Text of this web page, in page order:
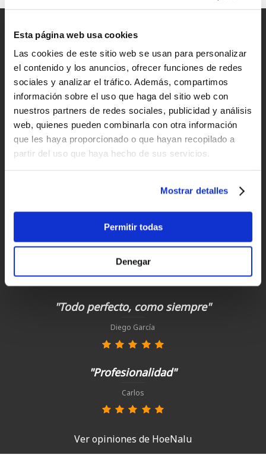
Esta página web usa cookies
Las cookies de este sitio web se usan para personalizar
el contenido y los anuncios, ofrecer funciones de redes
sociales y analizar el tráfico. Además, compartimos
información sobre el uso que haga del sitio web con
nuestros partners de redes sociales, publicidad y análisis
web, quienes pueden combinarla con otra información
que les haya proporcionado o que hayan recopilado a
partir del uso que haya hecho de sus servicios.
Mostrar detalles
Permitir todas
Denegar
Entregas rápidas
Devoluciones
hasta 14 días naturales
Clientes satisfechos
¡compra hoy con nosotros!
"Experiencia perfecta "
Juan Manuel Antequera Tirado
"Todo perfecto, como siempre"
Diego García
"Profesionalidad"
Carlos
Ver opiniones de HoeNalu